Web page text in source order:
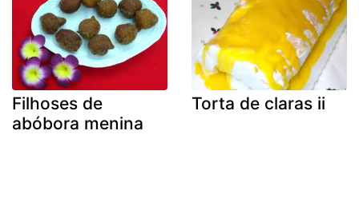
Filhoses de
abóbora menina
Torta de claras ii